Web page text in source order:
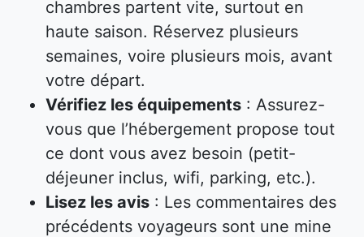
chambres partent vite, surtout en
haute saison. Réservez plusieurs
semaines, voire plusieurs mois, avant
votre départ.
Vérifiez les équipements : Assurez-
vous que l’hébergement propose tout
ce dont vous avez besoin (petit-
déjeuner inclus, wifi, parking, etc.).
Lisez les avis : Les commentaires des
précédents voyageurs sont une mine